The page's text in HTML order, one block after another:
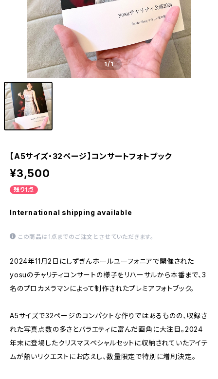
1/1
【A5サイズ・32ページ】コンサートフォトブック
¥3,500
残り1点
International shipping available
この商品は1点までのご注文とさせていただきます。
2024年11月2日にしずぎんホールユーフォニアで開催された
yosuのチャリティコンサートの様子をリハーサルから本番まで、3
名のプロカメラマンによって制作されたプレミアフォトブック。
A5サイズで32ページのコンパクトな作りではあるものの、収録さ
れた写真点数の多さとバラエティに富んだ画角に大注目。2024
年末に登場したクリスマスペシャルセットに収納されていたアイテ
ムが熱いリクエストにお応えし、数量限定で特別に増刷決定。